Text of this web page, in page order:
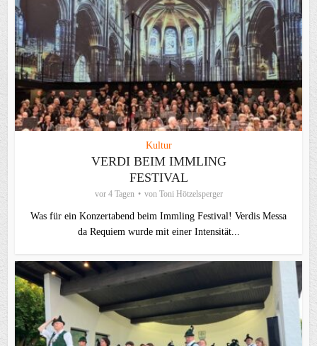
Kultur
VERDI BEIM IMMLING
FESTIVAL
vor 4 Tagen von Toni Hötzelsperger
Was für ein Konzertabend beim Immling Festival! Verdis Messa
da Requiem wurde mit einer Intensität...